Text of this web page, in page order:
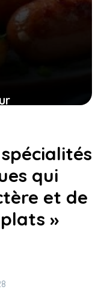
qui
et de
»